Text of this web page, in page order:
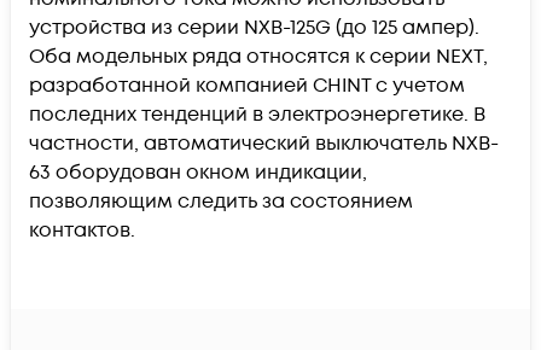
устройства из серии NXB-125G (до 125 ампер).
Оба модельных ряда относятся к серии NEXT,
разработанной компанией CHINT с учетом
последних тенденций в электроэнергетике. В
частности, автоматический выключатель NXB-
63 оборудован окном индикации,
позволяющим следить за состоянием
контактов.